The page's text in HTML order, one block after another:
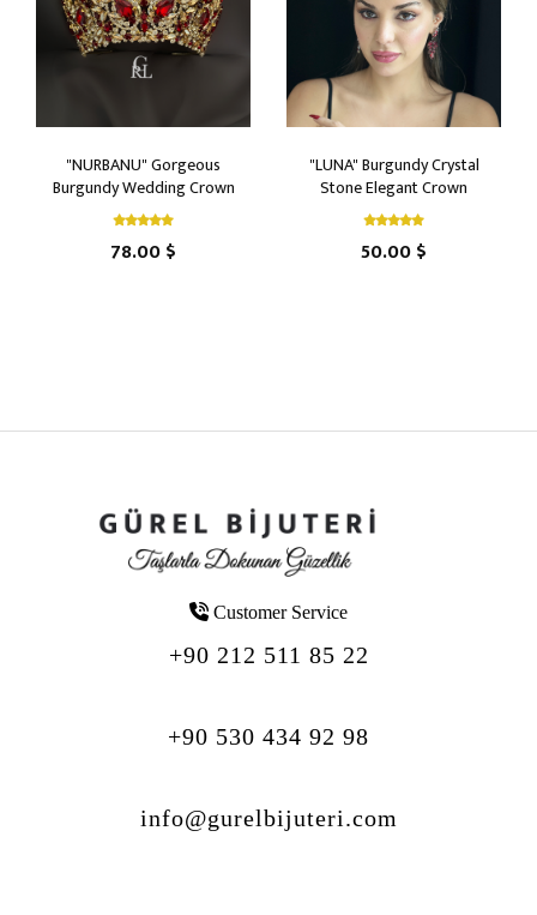
"NURBANU" Gorgeous
Burgundy Wedding Crown
78.00 $
"LUNA" Burgundy Crystal
Stone Elegant Crown
50.00 $
Customer Service
+90 212 511 85 22
+90 530 434 92 98
info@gurelbijuteri.com